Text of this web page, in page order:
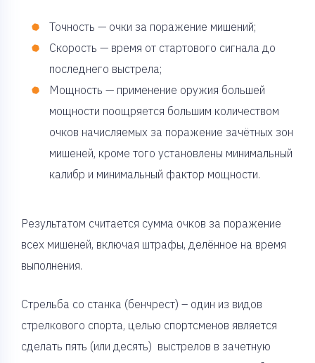
Точность — очки за поражение мишений;
Скорость — время от стартового сигнала до
последнего выстрела;
Мощность — применение оружия большей
мощности поощряется большим количеством
очков начисляемых за поражение зачётных зон
мишеней, кроме того установлены минимальный
калибр и минимальный фактор мощности.
Результатом считается сумма очков за поражение
всех мишеней, включая штрафы, делённое на время
выполнения.
Стрельба со станка (бенчрест) – один из видов
стрелкового спорта, целью спортсменов является
сделать пять (или десять) выстрелов в зачетную